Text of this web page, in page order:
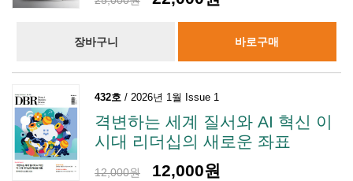
장바구니 바로구매
432호 / 2026년 1월 Issue 1
격변하는 세계 질서와 AI 혁신 이
시대 리더십의 새로운 좌표
12,000원 12,000원